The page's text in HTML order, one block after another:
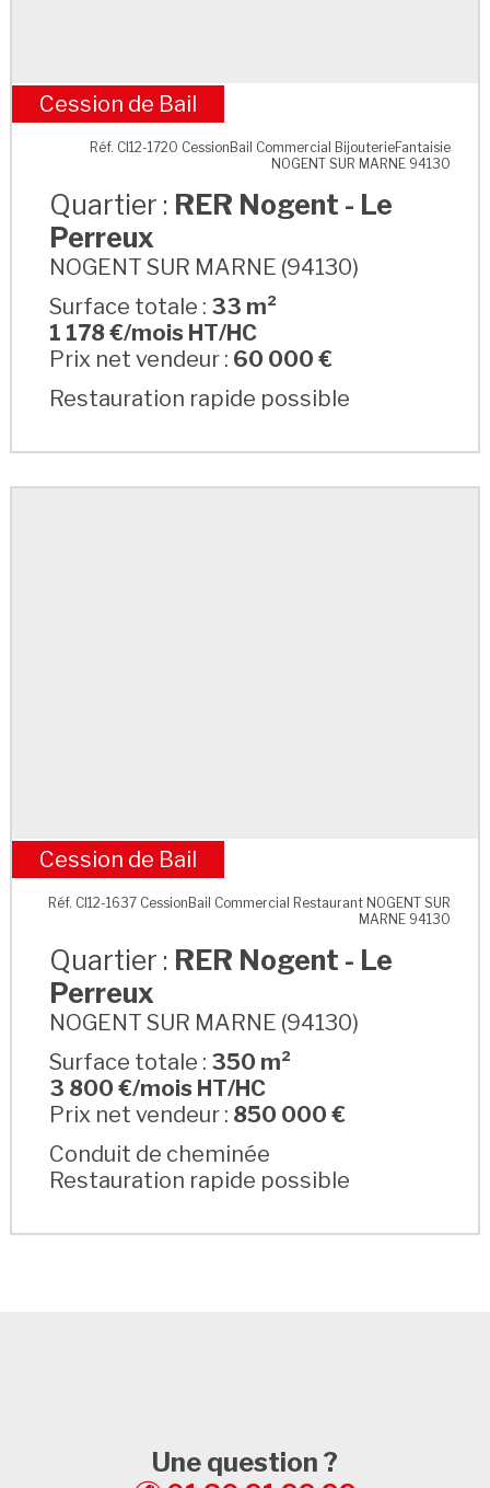
RER Nogent - Le Perreux
Cession de Bail
Réf. CI12-1720 CessionBail Commercial BijouterieFantaisie
NOGENT SUR MARNE 94130
Quartier : RER Nogent - Le
Perreux
NOGENT SUR MARNE (94130)
Surface totale : 33 m²
1 178 €/mois HT/HC
Prix net vendeur : 60 000 €
Restauration rapide possible
RER Nogent - Le Perreux
Cession de Bail
Réf. CI12-1637 CessionBail Commercial Restaurant NOGENT SUR
MARNE 94130
Quartier : RER Nogent - Le
Perreux
NOGENT SUR MARNE (94130)
Surface totale : 350 m²
3 800 €/mois HT/HC
Prix net vendeur : 850 000 €
Conduit de cheminée
Restauration rapide possible
Une question ?